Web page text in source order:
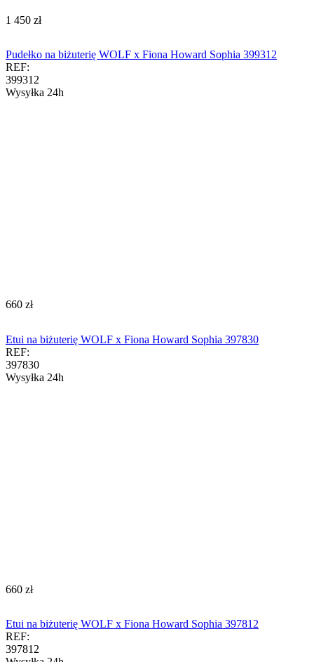
‍1 450‍ zł
Pudełko na biżuterię WOLF x Fiona Howard Sophia 399312
REF:
399312
Wysyłka 24h
‍660‍ zł
Etui na biżuterię WOLF x Fiona Howard Sophia 397830
REF:
397830
Wysyłka 24h
‍660‍ zł
Etui na biżuterię WOLF x Fiona Howard Sophia 397812
REF:
397812